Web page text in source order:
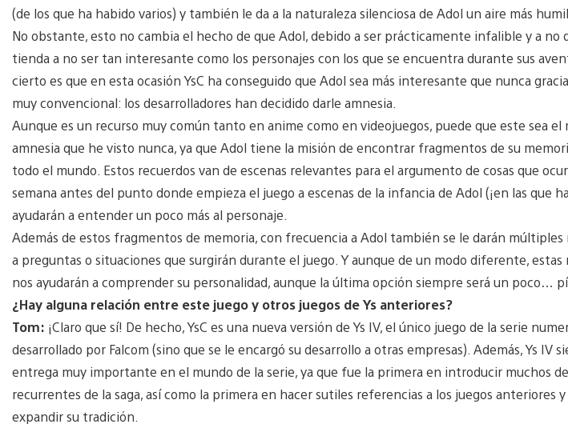
(de los que ha habido varios) y también le da a la naturaleza silenciosa de Adol un aire más
No obstante, esto no cambia el hecho de que Adol, debido a ser prácticamente infalible y a no
tienda a no ser tan interesante como los personajes con los que se encuentra durante sus
cierto es que en esta ocasión YsC ha conseguido que Adol sea más interesante que nunca
muy convencional: los desarrolladores han decidido darle amnesia.
Aunque es un recurso muy común tanto en anime como en videojuegos, puede que este sea el
amnesia que he visto nunca, ya que Adol tiene la misión de encontrar fragmentos de su
todo el mundo. Estos recuerdos van de escenas relevantes para el argumento de cosas que
semana antes del punto donde empieza el juego a escenas de la infancia de Adol (¡en las que
ayudarán a entender un poco más al personaje.
Además de estos fragmentos de memoria, con frecuencia a Adol también se le darán múltiples
a preguntas o situaciones que surgirán durante el juego. Y aunque de un modo diferente,
nos ayudarán a comprender su personalidad, aunque la última opción siempre será un poco…
¿Hay alguna relación entre este juego y otros juegos de Ys anteriores?
Tom: ¡Claro que sí! De hecho, YsC es una nueva versión de Ys IV, el único juego de la serie
desarrollado por Falcom (sino que se le encargó su desarrollo a otras empresas). Además, Ys IV
entrega muy importante en el mundo de la serie, ya que fue la primera en introducir muchos
recurrentes de la saga, así como la primera en hacer sutiles referencias a los juegos anteriores y
expandir su tradición.